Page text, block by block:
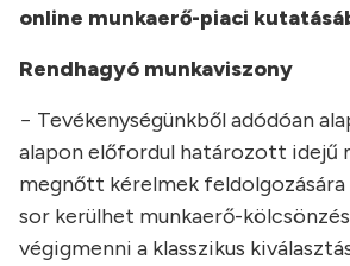
online munkaerő-piaci
Rendhagyó munkaviszony
− Tevékenységünkből adódóan
alapon előfordul határozott idejű
megnőtt kérelmek
sor kerülhet munkaerő-
végigmenni a klasszikus